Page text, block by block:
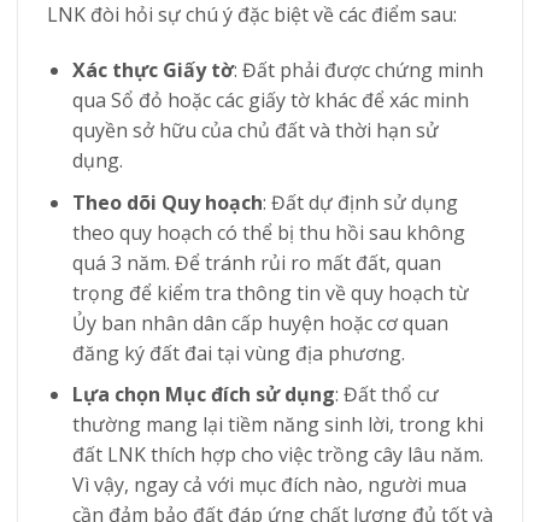
LNK đòi hỏi sự chú ý đặc biệt về các điểm sau:
Xác thực Giấy tờ: Đất phải được chứng minh
qua Sổ đỏ hoặc các giấy tờ khác để xác minh
quyền sở hữu của chủ đất và thời hạn sử
dụng.
Theo dõi Quy hoạch: Đất dự định sử dụng
theo quy hoạch có thể bị thu hồi sau không
quá 3 năm. Để tránh rủi ro mất đất, quan
trọng để kiểm tra thông tin về quy hoạch từ
Ủy ban nhân dân cấp huyện hoặc cơ quan
đăng ký đất đai tại vùng địa phương.
Lựa chọn Mục đích sử dụng: Đất thổ cư
thường mang lại tiềm năng sinh lời, trong khi
đất LNK thích hợp cho việc trồng cây lâu năm.
Vì vậy, ngay cả với mục đích nào, người mua
cần đảm bảo đất đáp ứng chất lượng đủ tốt và